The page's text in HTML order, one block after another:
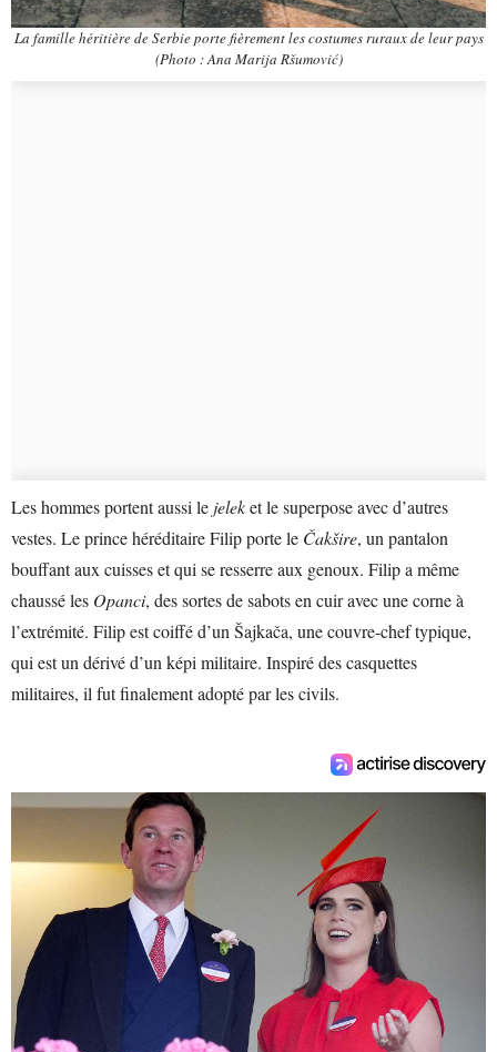
La famille héritière de Serbie porte fièrement les costumes ruraux de leur pays
(Photo : Ana Marija Ršumović)
Les hommes portent aussi le jeleket le superpose avec d’autres
vestes. Le prince héréditaire Filip porte le Čakšire, un pantalon
bouffant aux cuisses et qui se resserre aux genoux. Filip a même
chaussé les Opanci, des sortes de sabots en cuir avec une corne à
l’extrémité. Filip est coiffé d’un Šajkača, une couvre-chef typique,
qui est un dérivé d’un képi militaire. Inspiré des casquettes
militaires, il fut finalement adopté par les civils.